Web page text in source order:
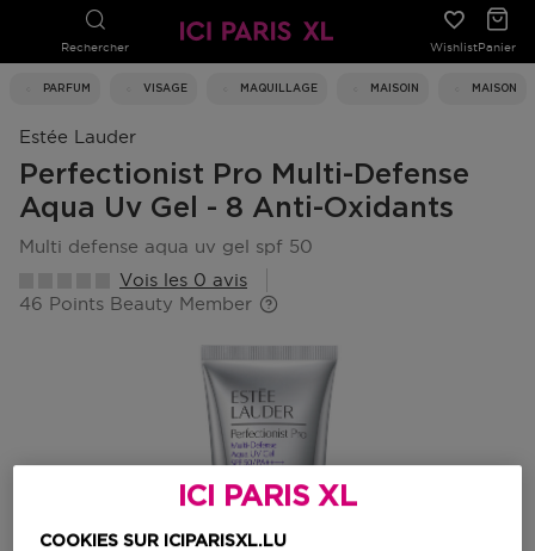
Rechercher WishlistPanier
PARFUM VISAGE MAQUILLAGE MAISOIN MAISON
Estée Lauder
Perfectionist Pro Multi-Defense
Aqua Uv Gel - 8 Anti-Oxidants
multi defense aqua uv gel spf 50
Vois les 0 avis
46 Points Beauty Member
ICI PARIS XL
COOKIES SUR ICIPARISXL.LU